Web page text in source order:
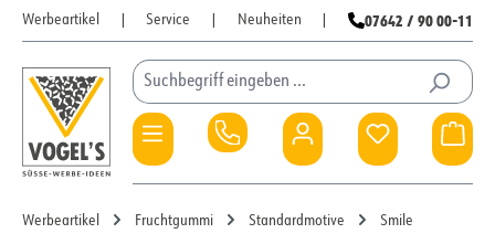
Zum Hauptinhalt springen
Werbeartikel Service Neuheiten 07642 / 90 00-11
Du hast 0
Werbeartikel Fruchtgummi Standardmotive Smile